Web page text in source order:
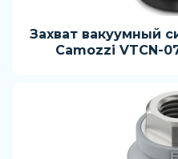
Захват вакуумный
Camozzi VTCN-